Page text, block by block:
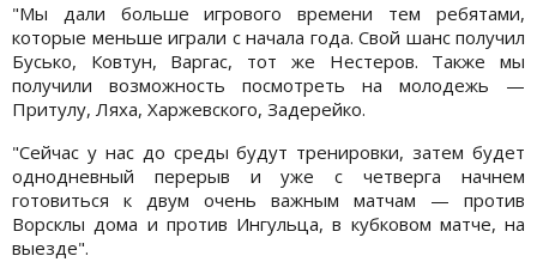
"Мы дали больше игрового времени тем ребятами,
которые меньше играли с начала года. Свой шанс получил
Бусько, Ковтун, Варгас, тот же Нестеров. Также мы
получили возможность посмотреть на молодежь —
Притулу, Ляха, Харжевского, Задерейко.
"Сейчас у нас до среды будут тренировки, затем будет
однодневный перерыв и уже с четверга начнем
готовиться к двум очень важным матчам — против
Ворсклы дома и против Ингульца, в кубковом матче, на
выезде".